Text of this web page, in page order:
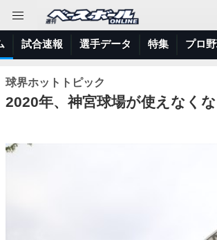
試合速報 選手データ 特集 プロ
球界ホットトピック
2020年、神宮球場が使えなくな